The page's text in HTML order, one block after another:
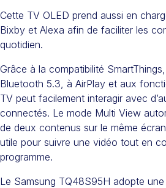
Cette TV OLED prend aussi en
Bixby et Alexa afin de faciliter les
quotidien.
Grâce à la compatibilité
Bluetooth 5.3, à AirPlay et aux
TV peut facilement interagir avec
connectés. Le mode Multi View
de deux contenus sur le même
utile pour suivre une vidéo tout en
programme.
Le Samsung TQ48S95H adopte